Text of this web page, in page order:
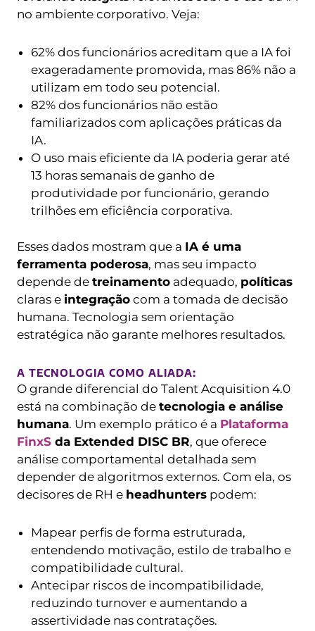
no ambiente corporativo. Veja:
62% dos funcionários acreditam que a IA foi
exageradamente promovida, mas 86% não a
utilizam em todo seu potencial.
82% dos funcionários não estão
familiarizados com aplicações práticas da
IA.
O uso mais eficiente da IA poderia gerar até
13 horas semanais de ganho de
produtividade por funcionário, gerando
trilhões em eficiência corporativa.
Esses dados mostram que a IA é uma
ferramenta poderosa, mas seu impacto
depende detreinamento adequado, políticas
claras e integração com a tomada de decisão
humana. Tecnologia sem orientação
estratégica não garante melhores resultados.
A TECNOLOGIA COMO ALIADA:
O grande diferencial do Talent Acquisition 4.0
está na combinação detecnologia e análise
humana. Um exemplo prático é a Plataforma
FinxS da Extended DISC BR, que oferece
análise comportamental detalhada sem
depender de algoritmos externos. Com ela, os
decisores de RH e headhunters podem:
Mapear perfis de forma estruturada,
entendendo motivação, estilo de trabalho e
compatibilidade cultural.
Antecipar riscos de incompatibilidade,
reduzindo turnover e aumentando a
assertividade nas contratações.